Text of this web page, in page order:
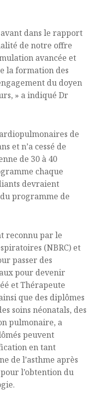
dans le rapport
de notre offre
avancée et
la formation des
du doyen
» a indiqué Dr
de
et n’a cessé de
de 30 à 40
chaque
devraient
programme de
reconnu par le
(NBRC) et
passer des
pour devenir
et Thérapeute
que des diplômes
soins néonatals, des
pulmonaire, a
peuvent
en tant
de l’asthme après
l’obtention du